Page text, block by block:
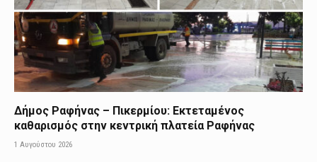
Δήμος Ραφήνας – Πικερμίου: Εκτεταμένος
καθαρισμός στην κεντρική πλατεία Ραφήνας
1 Αυγούστου 2026